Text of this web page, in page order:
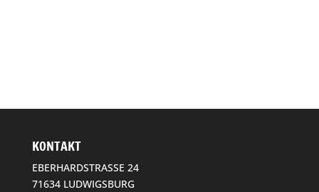
KONTAKT
EBERHARDSTRASSE 24
71634 LUDWIGSBURG